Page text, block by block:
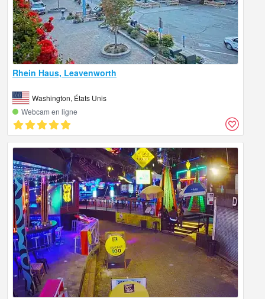
Rhein Haus, Leavenworth
Washington, États Unis
Webcam en ligne